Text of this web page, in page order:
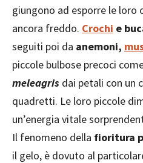
giungono ad esporre le loro
ancora freddo. Crochi e
seguiti poi da anemoni,
piccole bulbose precoci
meleagris dai petali con un
quadretti. Le loro piccole
un’energia vitale
Il fenomeno della fioritura
il gelo, è dovuto al